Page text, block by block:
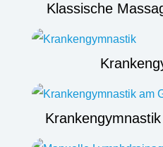
Klassische